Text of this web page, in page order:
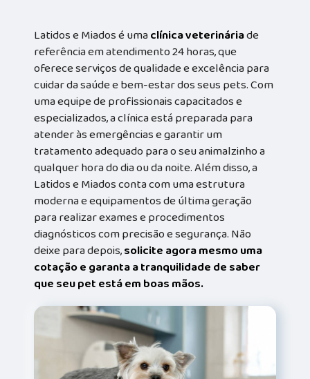
Latidos e Miados é umaclínica veterináriade
referência em atendimento 24 horas, que
oferece serviços de qualidade e excelência para
cuidar da saúde e bem-estar dos seus pets. Com
uma equipe de profissionais capacitados e
especializados, a clínica está preparada para
atender às emergências e garantir um
tratamento adequado para o seu animalzinho a
qualquer hora do dia ou da noite. Além disso, a
Latidos e Miados conta com uma estrutura
moderna e equipamentos de última geração
para realizar exames e procedimentos
diagnósticos com precisão e segurança. Não
deixe para depois,solicite agora mesmo uma
cotação e garanta a tranquilidade de saber
que seu pet está em boas mãos.